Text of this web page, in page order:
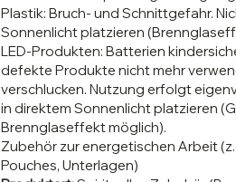
Plastik: Bruch- und Schnittgefahr.
Sonnenlicht platzieren
LED-Produkten: Batterien
defekte Produkte nicht mehr
verschlucken. Nutzung erfolgt
in direktem Sonnenlicht platzieren
Brennglaseffekt möglich).
Zubehör zur energetischen Arbeit
Pouches, Unterlagen)